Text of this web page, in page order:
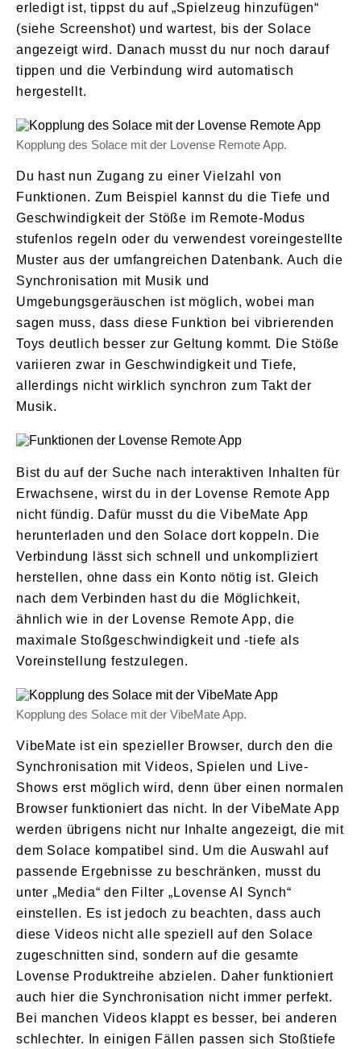
erledigt ist, tippst du auf „Spielzeug hinzufügen“
(siehe Screenshot) und wartest, bis der Solace
angezeigt wird. Danach musst du nur noch darauf
tippen und die Verbindung wird automatisch
hergestellt.
Kopplung des Solace mit der Lovense Remote App.
Du hast nun Zugang zu einer Vielzahl von
Funktionen. Zum Beispiel kannst du die Tiefe und
Geschwindigkeit der Stöße im Remote-Modus
stufenlos regeln oder du verwendest voreingestellte
Muster aus der umfangreichen Datenbank. Auch die
Synchronisation mit Musik und
Umgebungsgeräuschen ist möglich, wobei man
sagen muss, dass diese Funktion bei vibrierenden
Toys deutlich besser zur Geltung kommt. Die Stöße
variieren zwar in Geschwindigkeit und Tiefe,
allerdings nicht wirklich synchron zum Takt der
Musik.
Bist du auf der Suche nach interaktiven Inhalten für
Erwachsene, wirst du in der Lovense Remote App
nicht fündig. Dafür musst du die VibeMate App
herunterladen und den Solace dort koppeln. Die
Verbindung lässt sich schnell und unkompliziert
herstellen, ohne dass ein Konto nötig ist. Gleich
nach dem Verbinden hast du die Möglichkeit,
ähnlich wie in der Lovense Remote App, die
maximale Stoßgeschwindigkeit und -tiefe als
Voreinstellung festzulegen.
Kopplung des Solace mit der VibeMate App.
VibeMate ist ein spezieller Browser, durch den die
Synchronisation mit Videos, Spielen und Live-
Shows erst möglich wird, denn über einen normalen
Browser funktioniert das nicht. In der VibeMate App
werden übrigens nicht nur Inhalte angezeigt, die mit
dem Solace kompatibel sind. Um die Auswahl auf
passende Ergebnisse zu beschränken, musst du
unter „Media“ den Filter „Lovense AI Synch“
einstellen. Es ist jedoch zu beachten, dass auch
diese Videos nicht alle speziell auf den Solace
zugeschnitten sind, sondern auf die gesamte
Lovense Produktreihe abzielen. Daher funktioniert
auch hier die Synchronisation nicht immer perfekt.
Bei manchen Videos klappt es besser, bei anderen
schlechter. In einigen Fällen passen sich Stoßtiefe